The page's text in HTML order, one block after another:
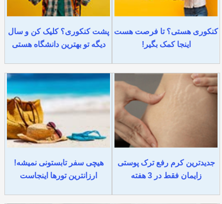
کنکوری هستی؟ تا فرصت هست
اینجا کمک بگیر!
پشت کنکوری؟ کلیک کن و سال
دیگه تو بهترین دانشگاه هستی
جدیدترین کرم رفع ترک پوستی
زایمان فقط در 3 هفته
هیچی سفر تابستونی نمیشه!
ارزانترین تورها اینجاست